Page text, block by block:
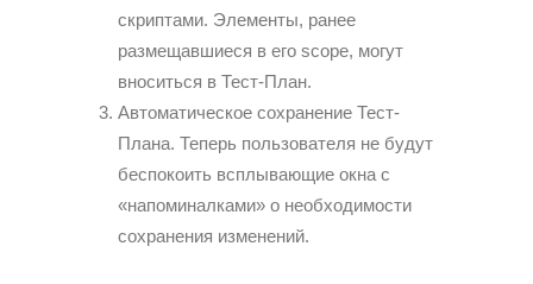
скриптами. Элементы, ранее
размещавшиеся в его scope, могут
вноситься в Тест-План.
Автоматическое сохранение Тест-
Плана. Теперь пользователя не будут
беспокоить всплывающие окна с
«напоминалками» о необходимости
сохранения изменений.